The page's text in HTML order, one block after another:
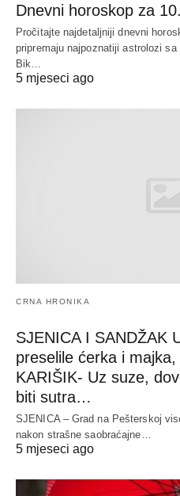
Dnevni horoskop za
Pročitajte najdetaljniji dnevni
pripremaju najpoznatiji astrolozi sa
Bik…
5 mjeseci ago
CRNA HRONIKA
SJENICA I SANDŽAK
preselile ćerka i
KARIŠIK- Uz suze,
biti sutra…
SJENICA – Grad na Pešterskoj
nakon strašne saobraćajne…
5 mjeseci ago